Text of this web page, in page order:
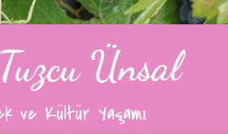
Ünsal
ve Kültür Yaşamı